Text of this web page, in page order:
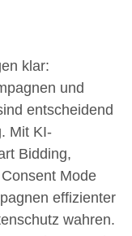
klar:
und
entscheidend
. Mit KI-
Bidding,
Mode
effizienter
wahren.